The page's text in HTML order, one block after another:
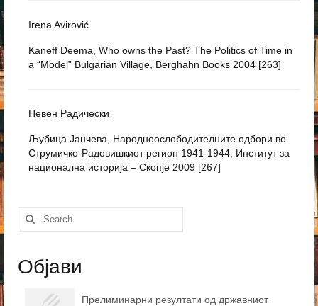
Irena Avirović
Kaneff Deema, Who owns the Past? The Politics of Time in
a “Model” Bulgarian Village, Berghahn Books 2004 [263]
Невен Радически
Љубица Јанчева, Народноослободителните одбори во
Струмичко-Радовишкиот регион 1941-1944, Институт за
национална историја – Скопје 2009 [267]
Search
for:
Објави
Прелиминарни резултати од државниот